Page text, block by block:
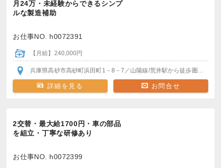
月24万・未経験からできるシンプ
ルな製造補助
お仕事NO. h0072391
【月給】240,000円
兵庫県高砂市高砂町浜田町1－8－7 ／山陽線/荒井駅から徒歩圏内
詳細を見る お問合せ
2交替・最大給1700円・車の部品
を組立・丁寧な研修あり
お仕事NO. h0072399